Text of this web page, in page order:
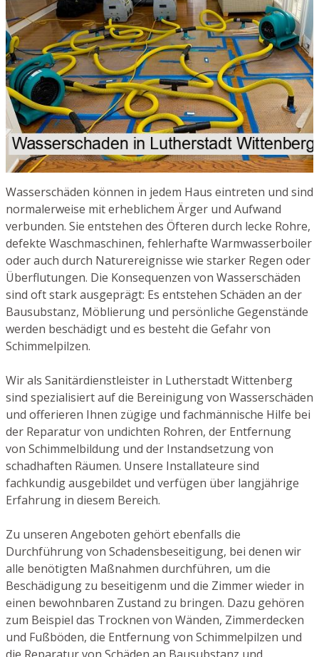
Wasserschäden können in jedem Haus eintreten und sind
normalerweise mit erheblichem Ärger und Aufwand
verbunden. Sie entstehen des Öfteren durch lecke Rohre,
defekte Waschmaschinen, fehlerhafte Warmwasserboiler
oder auch durch Naturereignisse wie starker Regen oder
Überflutungen. Die Konsequenzen von Wasserschäden
sind oft stark ausgeprägt: Es entstehen Schäden an der
Bausubstanz, Möblierung und persönliche Gegenstände
werden beschädigt und es besteht die Gefahr von
Schimmelpilzen.
Wir als Sanitärdienstleister in Lutherstadt Wittenberg
sind spezialisiert auf die Bereinigung von Wasserschäden
und offerieren Ihnen zügige und fachmännische Hilfe bei
der Reparatur von undichten Rohren, der Entfernung
von Schimmelbildung und der Instandsetzung von
schadhaften Räumen. Unsere Installateure sind
fachkundig ausgebildet und verfügen über langjährige
Erfahrung in diesem Bereich.
Zu unseren Angeboten gehört ebenfalls die
Durchführung von Schadensbeseitigung, bei denen wir
alle benötigten Maßnahmen durchführen, um die
Beschädigung zu beseitigenm und die Zimmer wieder in
einen bewohnbaren Zustand zu bringen. Dazu gehören
zum Beispiel das Trocknen von Wänden, Zimmerdecken
und Fußböden, die Entfernung von Schimmelpilzen und